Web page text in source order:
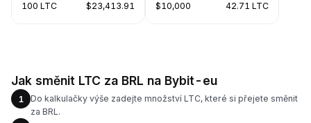
100 LTC $23,413.91 $10,000 42.71 LTC
Jak směnit LTC za BRL na Bybit-eu
1
Do kalkulačky výše zadejte množství LTC, které si přejete směnit
za BRL.